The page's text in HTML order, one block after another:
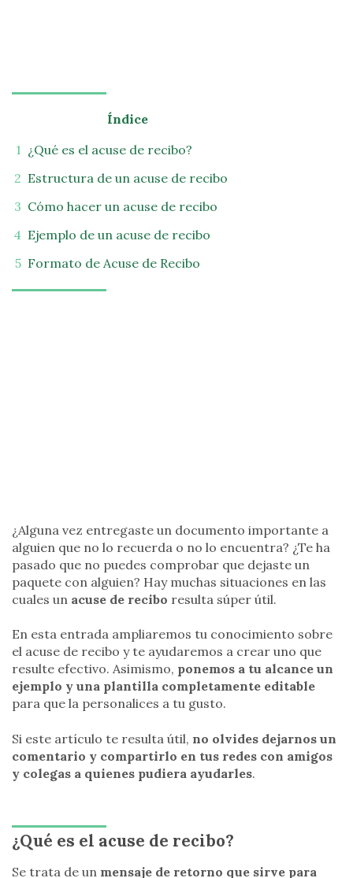
Índice
¿Qué es el acuse de recibo?
Estructura de un acuse de recibo
Cómo hacer un acuse de recibo
Ejemplo de un acuse de recibo
Formato de Acuse de Recibo
¿Alguna vez entregaste un documento importante a
alguien que no lo recuerda o no lo encuentra? ¿Te ha
pasado que no puedes comprobar que dejaste un
paquete con alguien? Hay muchas situaciones en las
cuales un acuse de recibo resulta súper útil.
En esta entrada ampliaremos tu conocimiento sobre
el acuse de recibo y te ayudaremos a crear uno que
resulte efectivo. Asimismo, ponemos a tu alcance un
ejemplo y una plantilla completamente editable
para que la personalices a tu gusto.
Si este artículo te resulta útil, no olvides dejarnos un
comentario y compartirlo en tus redes con amigos
y colegas a quienes pudiera ayudarles.
¿Qué es el acuse de recibo?
Se trata de un mensaje de retorno que sirve para